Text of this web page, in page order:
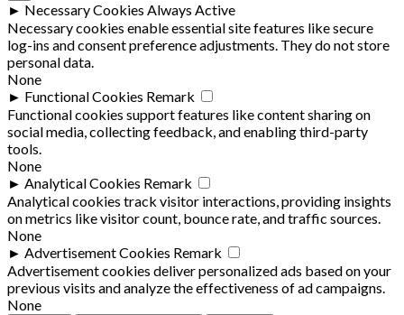
► Necessary Cookies Always Active
Necessary cookies enable essential site features like secure
log-ins and consent preference adjustments. They do not store
personal data.
None
► Functional Cookies Remark
Functional cookies support features like content sharing on
social media, collecting feedback, and enabling third-party
tools.
None
► Analytical Cookies Remark
Analytical cookies track visitor interactions, providing insights
on metrics like visitor count, bounce rate, and traffic sources.
None
► Advertisement Cookies Remark
Advertisement cookies deliver personalized ads based on your
previous visits and analyze the effectiveness of ad campaigns.
None